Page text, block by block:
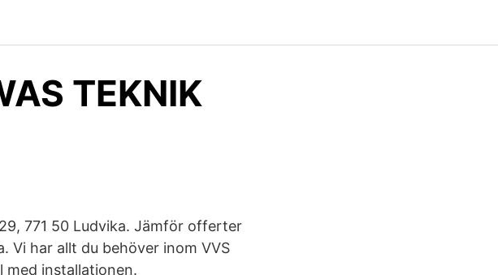
TEKNIK
771 50 Ludvika. Jämför offerter
Vi har allt du behöver inom VVS
med installationen.